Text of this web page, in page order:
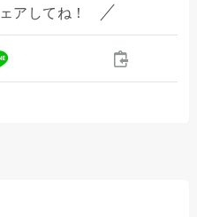
アしてね！